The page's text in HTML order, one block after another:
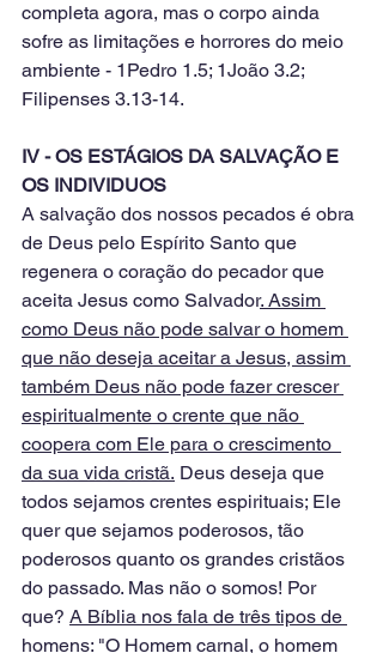
completa agora, mas o corpo ainda
sofre as limitações e horrores do meio
ambiente - 1Pedro 1.5; 1João 3.2;
Filipenses 3.13-14.
IV - OS ESTÁGIOS DA SALVAÇÃO E
OS INDIVIDUOS
A salvação dos nossos pecados é obra
de Deus pelo Espírito Santo que
regenera o coração do pecador que
aceita Jesus como Salvador. Assim
como Deus não pode salvar o homem
que não deseja aceitar a Jesus, assim
também Deus não pode fazer crescer
espiritualmente o crente que não
coopera com Ele para o crescimento
da sua vida cristã. Deus deseja que
todos sejamos crentes espirituais; Ele
quer que sejamos poderosos, tão
poderosos quanto os grandes cristãos
do passado. Mas não o somos! Por
que? A Bíblia nos fala de três tipos de
homens: "O Homem carnal, o homem